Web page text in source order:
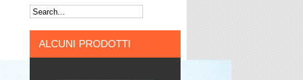
ALCUNI PRODOTTI